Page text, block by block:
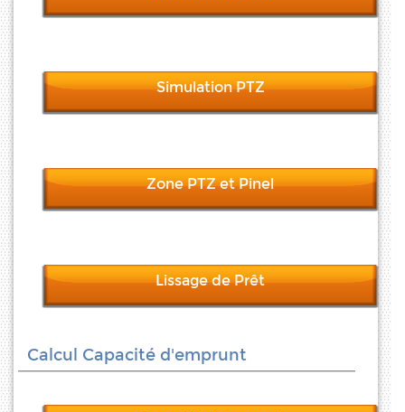
Simulation PTZ
Zone PTZ et Pinel
Lissage de Prêt
Calcul Capacité d'emprunt